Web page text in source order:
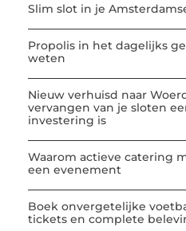
Slim slot in je
Propolis in het dagelijks
weten
Nieuw verhuisd naar
vervangen van je sloten
investering is
Waarom actieve catering
een evenement
Boek onvergetelijke
tickets en complete